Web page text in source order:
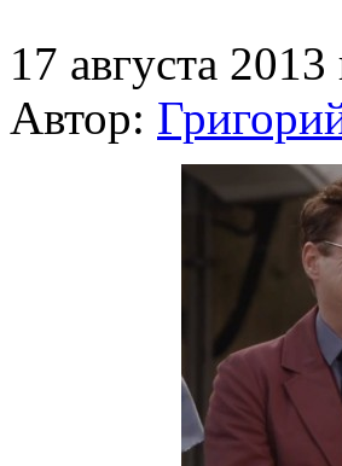
17 августа
Автор: